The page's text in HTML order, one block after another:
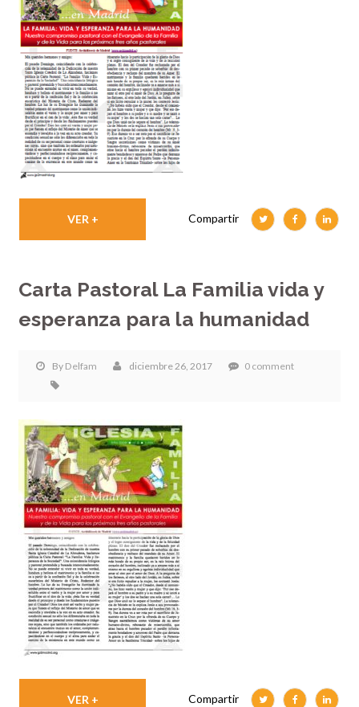
VER + Compartir
Carta Pastoral La Familia vida y
esperanza para la humanidad
By Delfam diciembre 26, 2017 0 comment
VER + Compartir